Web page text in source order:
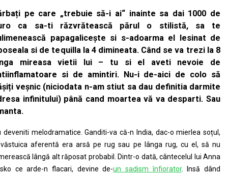
pe care „trebuie să-i ai“ inainte sa dai 1000 de
ca sa-ti răzvrătească părul o stilistă, sa te
papagalicește si s-adoarma el lesinat de
si de tequilla la 4 dimineata. Când se va trezi la 8
mireasa vietii lui – tu si el aveti nevoie de
si de amintiri. Nu-i de-aici de colo să
veșnic (niciodata n-am stiut sa dau definitia darmite
infinitului) până cand moartea vă va desparti. Sau
deveniti melodramatice. Ganditi-va că-n India, dac-o mierlea soțul,
aferentă era arsă pe rug sau pe lânga rug, cu el, să nu
lângă alt răposat probabil. Dintr-o dată, cântecelul lui Anna
ce arde-n flacari, devine de-un sadism înfiorator. Insă dând